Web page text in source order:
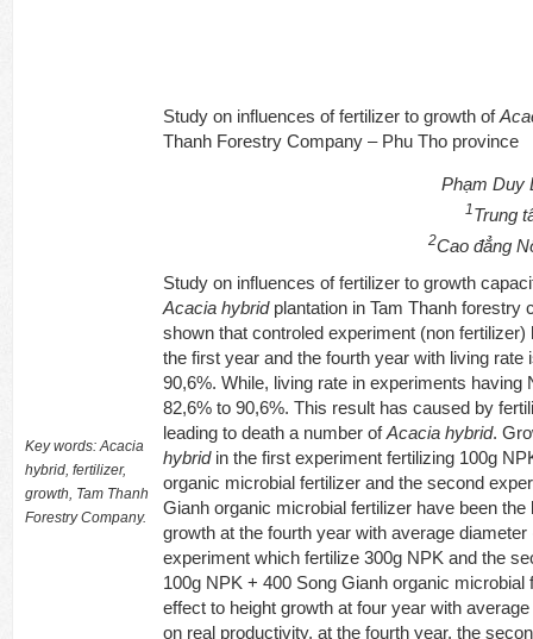
Key words: Acacia
hybrid, fertilizer,
growth, Tam Thanh
Forestry Company.
Study on influences of fertilizer to growth of
Thanh Forestry Company – Phu Tho province
Phạm Duy
1Trung
2Cao đẳng
Study on influences of fertilizer to growth
Acacia hybridplantation in Tam Thanh forestry
shown that controled experiment (non fertilizer)
the first year and the fourth year with living rate
90,6%. While, living rate in experiments having
82,6% to 90,6%. This result has caused by
leading to death a number ofAcacia hybrid.
hybridin the first experiment fertilizing 100g
organic microbial fertilizer and the second
Gianh organic microbial fertilizer have been
growth at the fourth year with average
experiment which fertilize 300g NPK and the
100g NPK + 400 Song Gianh organic microbial
effect to height growth at four year with
on real productivity, at the fourth year, the